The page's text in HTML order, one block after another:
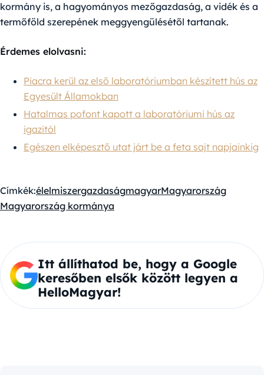
kormány is, a hagyományos mezőgazdaság, a vidék és a
termőföld szerepének meggyengülésétől tartanak.
Érdemes elolvasni:
Piacra kerül az első laboratóriumban készített hús az
Egyesült Államokban
Hatalmas pofont kapott a laboratóriumi hús az
igazitól
Egészen elképesztő utat járt be a feta sajt napjainkig
Címkék:élelmiszergazdaságmagyarMagyarország
Magyarország kormánya
Itt állíthatod be, hogy a Google
keresőben elsők között legyen a
HelloMagyar!